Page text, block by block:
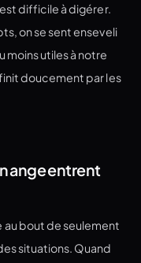
difficile à digérer.
on se sent enseveli
moins utiles à notre
doucement par les
ange entrent
au bout de seulement
situations. Quand